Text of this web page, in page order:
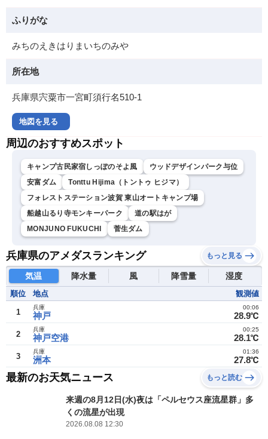
ふりがな
みちのえきはりまいちのみや
所在地
兵庫県宍粟市一宮町須行名510-1
地図を見る
周辺のおすすめスポット
キャンプ古民家宿しっぽのそよ風
ウッドデザインパーク与位
安富ダム
Tonttu Hijima（トントゥ ヒジマ）
フォレストステーション波賀 東山オートキャンプ場
船越山るり寺モンキーパーク
道の駅はが
MONJUNO FUKUCHI
菅生ダム
兵庫県のアメダスランキング もっと見る
気温 降水量 風 降雪量 湿度
順位 地点 観測値
1 神戸
兵庫
28.9℃
00:06
2 神戸空港
兵庫
28.1℃
00:25
3 洲本
兵庫
27.8℃
01:36
最新のお天気ニュース もっと読む
来週の8月12日(水)夜は「ペルセウス座流星群」多
くの流星が出現
2026.08.08 12:30